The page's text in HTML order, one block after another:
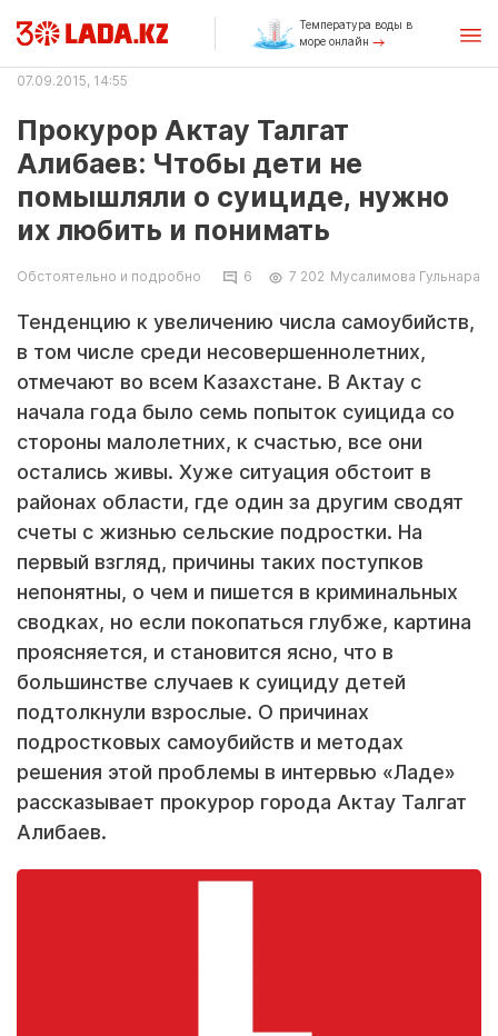
Температура воды в
море онлайн
07.09.2015, 14:55
Прокурор Актау Талгат
Алибаев: Чтобы дети не
помышляли о суициде, нужно
их любить и понимать
Обстоятельно и подробно 6 7 202 Мусалимова Гульнара
Тенденцию к увеличению числа самоубийств,
в том числе среди несовершеннолетних,
отмечают во всем Казахстане. В Актау с
начала года было семь попыток суицида со
стороны малолетних, к счастью, все они
остались живы. Хуже ситуация обстоит в
районах области, где один за другим сводят
счеты с жизнью сельские подростки. На
первый взгляд, причины таких поступков
непонятны, о чем и пишется в криминальных
сводках, но если покопаться глубже, картина
проясняется, и становится ясно, что в
большинстве случаев к суициду детей
подтолкнули взрослые. О причинах
подростковых самоубийств и методах
решения этой проблемы в интервью «Ладе»
рассказывает прокурор города Актау Талгат
Алибаев.